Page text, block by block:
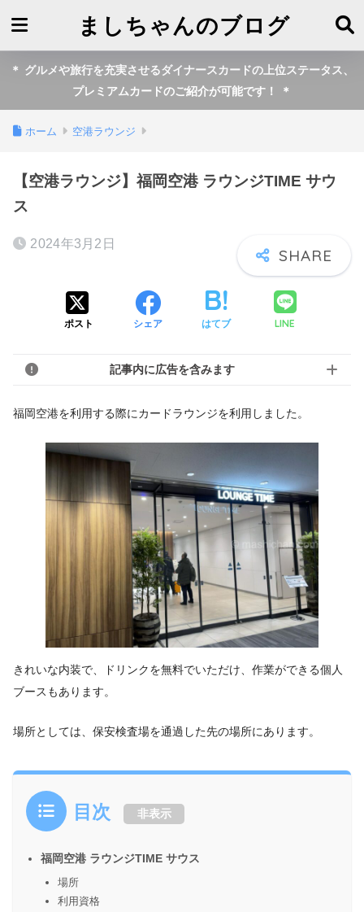
ましちゃんのブログ
＊ グルメや旅行を充実させるダイナースカードの上位ステータス、
プレミアムカードのご紹介が可能です！ ＊
ホーム 空港ラウンジ
【空港ラウンジ】福岡空港 ラウンジTIME サウ
ス
2024年3月2日
ポスト シェア はてブ LINE
記事内に広告を含みます
福岡空港を利用する際にカードラウンジを利用しました。
きれいな内装で、ドリンクを無料でいただけ、作業ができる個人
ブースもあります。
場所としては、保安検査場を通過した先の場所にあります。
目次 非表示
福岡空港 ラウンジTIME サウス
場所
利用資格